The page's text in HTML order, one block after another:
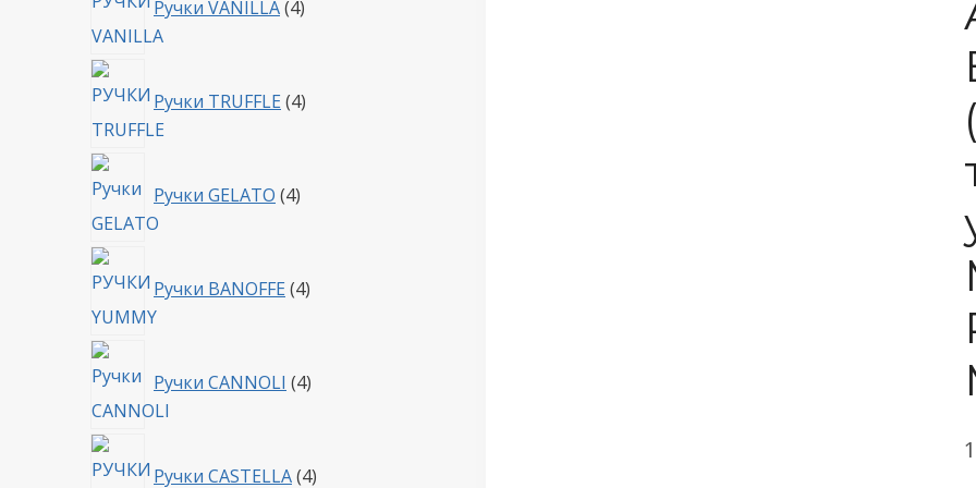
Ручки VANILLA 4товара
Ручки TRUFFLE 4товара
Ручки GELATO 4товара
Ручки BANOFFE 4товара
Ручки CANNOLI 4товара
Ручки CASTELLA 4